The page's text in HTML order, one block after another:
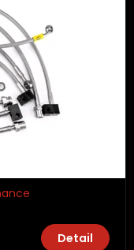
Detail